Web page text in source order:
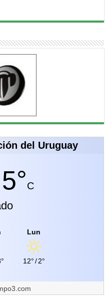
del Uruguay
5°C
Lun
12°/2°